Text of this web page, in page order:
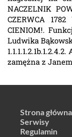
NACZELNIK
CZERWCA
CIENIOM!.
Ludwika
zamężna z
Strona główna
Serwisy
Regulamin